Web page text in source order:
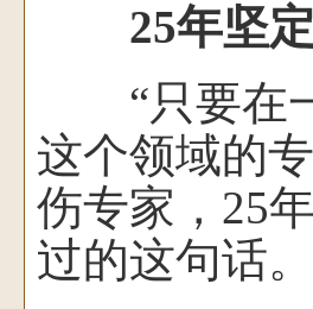
25年坚
“只要在一
这个领域的
伤专家，25
过的这句话。